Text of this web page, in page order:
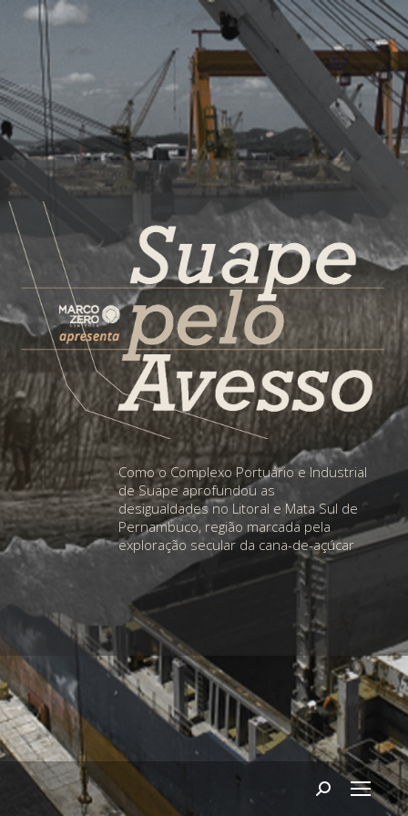
Search:
Como o Complexo Portuário e Industrial
de Suape aprofundou as
desigualdades no Litoral e Mata Sul de
Pernambuco, região marcada pela
exploração secular da cana-de-açúcar